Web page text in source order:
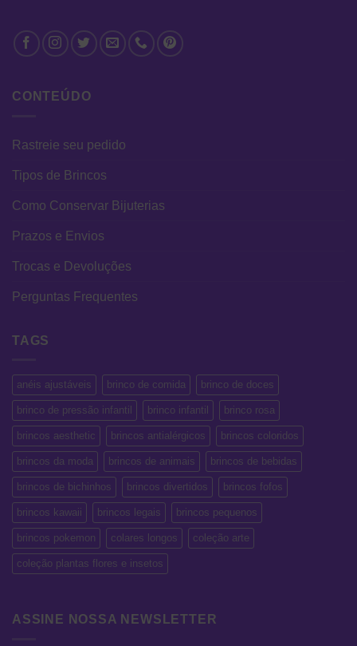
CONTEÚDO
Rastreie seu pedido
Tipos de Brincos
Como Conservar Bijuterias
Prazos e Envios
Trocas e Devoluções
Perguntas Frequentes
TAGS
anéis ajustáveis brinco de comida brinco de doces
brinco de pressão infantil brinco infantil brinco rosa
brincos aesthetic brincos antialérgicos brincos coloridos
brincos da moda brincos de animais brincos de bebidas
brincos de bichinhos brincos divertidos brincos fofos
brincos kawaii brincos legais brincos pequenos
brincos pokemon colares longos coleção arte
coleção plantas flores e insetos
ASSINE NOSSA NEWSLETTER